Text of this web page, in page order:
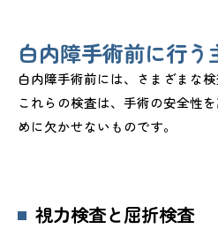
白内障手術前に行う
白内障手術前には、さまざまな検
これらの検査は、手術の安全性
めに欠かせないものです。
視力検査と屈折検査